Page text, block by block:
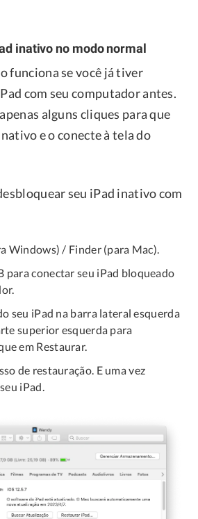
inativo no modo normal
funciona se você já tiver
com seu computador antes.
alguns cliques para que
e o conecte à tela do
seu iPad inativo com
Windows) / Finder (para Mac).
para conectar seu iPad bloqueado
seu iPad na barra lateral esquerda
superior esquerda para
em Restaurar.
de restauração. E uma vez
iPad.